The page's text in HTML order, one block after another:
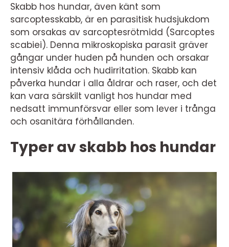
Skabb hos hundar, även känt som
sarcoptesskabb, är en parasitisk hudsjukdom
som orsakas av sarcoptesrötmidd (Sarcoptes
scabiei). Denna mikroskopiska parasit gräver
gångar under huden på hunden och orsakar
intensiv klåda och hudirritation. Skabb kan
påverka hundar i alla åldrar och raser, och det
kan vara särskilt vanligt hos hundar med
nedsatt immunförsvar eller som lever i trånga
och osanitära förhållanden.
Typer av skabb hos hundar